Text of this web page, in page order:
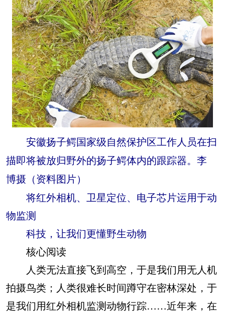
安徽扬子鳄国家级自然保护区工作人员在扫
描即将被放归野外的扬子鳄体内的跟踪器。李
博摄（资料图片）
将红外相机、卫星定位、电子芯片运用于动
物监测
科技，让我们更懂野生动物
核心阅读
人类无法直接飞到高空，于是我们用无人机
拍摄鸟类；人类很难长时间蹲守在密林深处，于
是我们用红外相机监测动物行踪……近年来，在